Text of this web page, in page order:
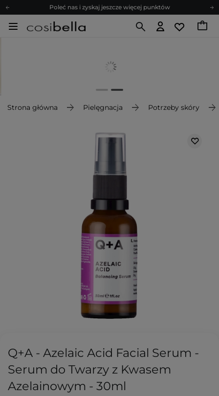
Poleć nas i zyskaj jeszcze więcej punktów
Zapisz się na newsletter pełen porad
Poleć nas i zyskaj jeszcze więcej punktów
Strona główna Pielęgnacja Potrzeby skóry
Q+A - Azelaic Acid Facial Serum -
Serum do Twarzy z Kwasem
Azelainowym - 30ml